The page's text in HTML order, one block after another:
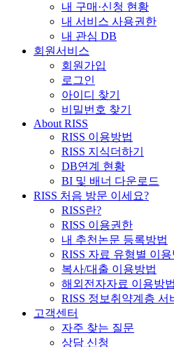
내 구매·신청 현황
내 서비스 사용권한
내 관심 DB
회원서비스
회원가입
로그인
아이디 찾기
비밀번호 찾기
About RISS
RISS 이용방법
RISS 지식더하기
DB연계 현황
BI 및 배너 다운로드
RISS 처음 방문 이세요?
RISS란?
RISS 이용권한
내 추천논문 등록방법
RISS 자료 유형별 이용
복사/대출 이용방법
해외전자자료 이용방법
RISS 정보취약계층 서
고객센터
자주 찾는 질문
상담 신청